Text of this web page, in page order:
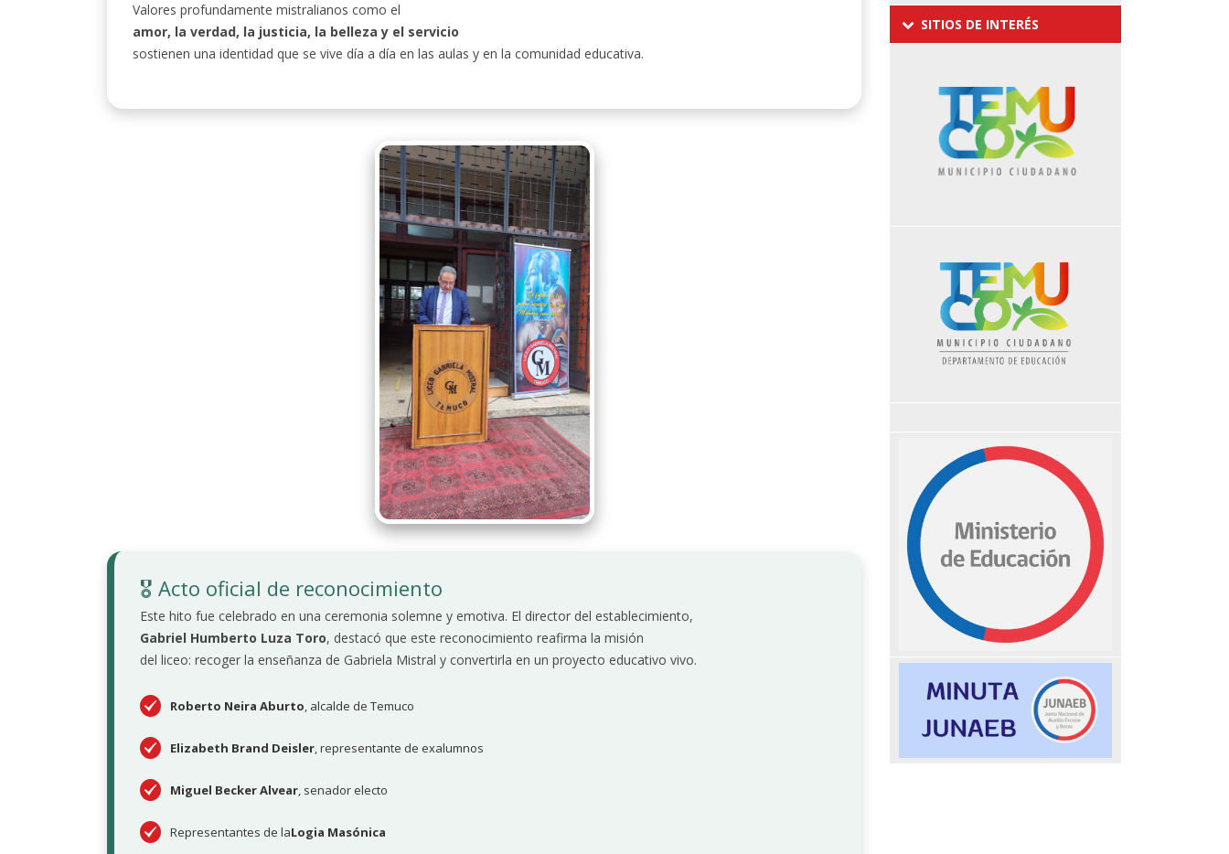
Valores profundamente mistralianos como el
amor, la verdad, la justicia, la belleza y el servicio
sostienen una identidad que se vive día a día en las aulas y en la comunidad educativa.
🎖️ Acto oficial de reconocimiento
Este hito fue celebrado en una ceremonia solemne y emotiva. El director del establecimiento,
Gabriel Humberto Luza Toro, destacó que este reconocimiento reafirma la misión
del liceo: recoger la enseñanza de Gabriela Mistral y convertirla en un proyecto educativo vivo.
Roberto Neira Aburto, alcalde de Temuco
Elizabeth Brand Deisler, representante de exalumnos
Miguel Becker Alvear, senador electo
Representantes de laLogia Masónica
SITIOS DE INTERÉS